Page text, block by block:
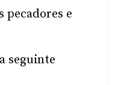
pecadores e
seguinte